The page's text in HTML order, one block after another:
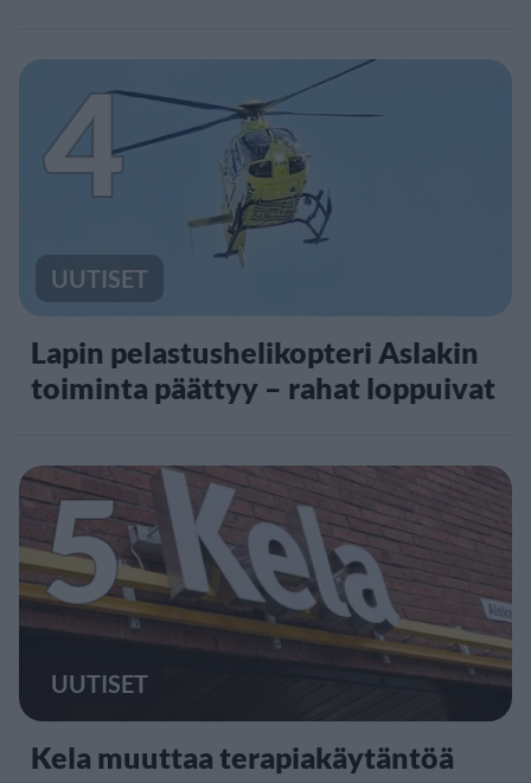
4
UUTISET
Lapin pelastushelikopteri Aslakin
toiminta päättyy – rahat loppuivat
5
UUTISET
Kela muuttaa terapiakäytäntöä